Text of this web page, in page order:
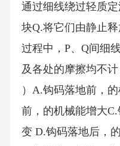
通过细线绕过轻质
块Q.将它们由静止
过程中，P、Q间细
及各处的摩擦均不
）A.钩码落地前，
前，的机械能增大
变 D.钩码落地后，